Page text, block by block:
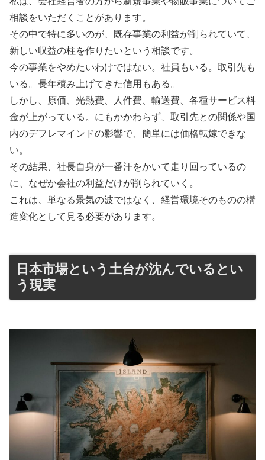
相談をいただくことがあります。
その中で特に多いのが、既存事業の利益が削られていて、
新しい収益の柱を作りたいという相談です。
今の事業をやめたいわけではない。社員もいる。取引先も
いる。長年積み上げてきた信用もある。
しかし、原価、光熱費、人件費、輸送費、各種サービス料
金が上がっている。にもかかわらず、取引先との関係や国
内のデフレマインドの影響で、簡単には価格転嫁できな
い。
その結果、社長自身が一番汗をかいて走り回っているの
に、なぜか会社の利益だけが削られていく。
これは、単なる景気の波ではなく、経営環境そのものの構
造変化として見る必要があります。
日本市場という土台が沈んでいるとい
う現実